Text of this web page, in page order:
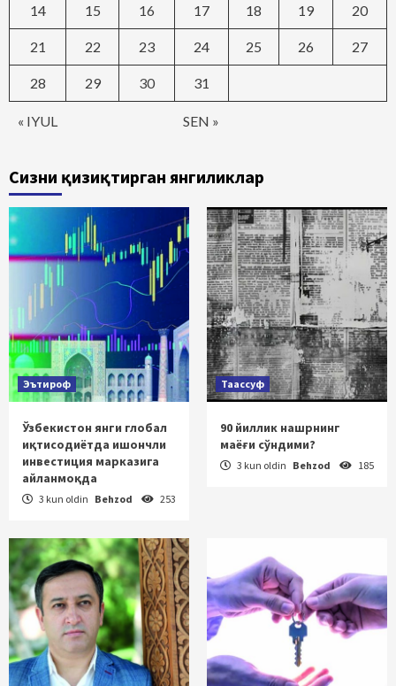
« IYUL SEN »
14 15 16 17 18 19 20
21 22 23 24 25 26 27
28 29 30 31
Сизни қизиқтирган янгиликлар
Эътироф
Ўзбекистон янги глобал
иқтисодиётда ишончли
инвестиция марказига
айланмоқда
3 kun oldin Behzod 253
Таассуф
90 йиллик нашрнинг
маёғи сўндими?
3 kun oldin Behzod 185